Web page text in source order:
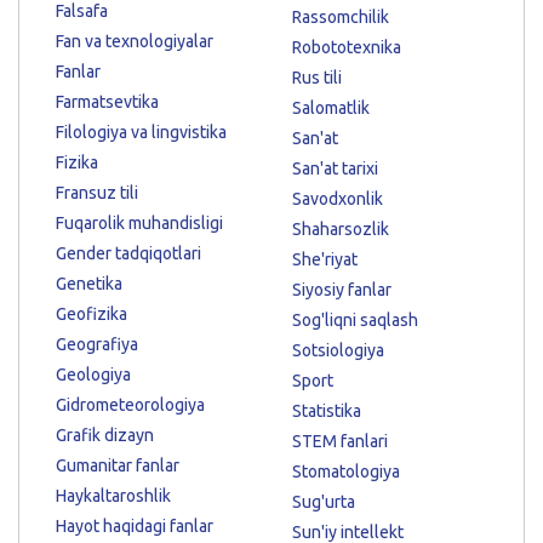
Falsafa
Fan va texnologiyalar
Fanlar
Farmatsevtika
Filologiya va lingvistika
Fizika
Fransuz tili
Fuqarolik muhandisligi
Gender tadqiqotlari
Genetika
Geofizika
Geografiya
Geologiya
Gidrometeorologiya
Grafik dizayn
Gumanitar fanlar
Haykaltaroshlik
Hayot haqidagi fanlar
Rassomchilik
Robototexnika
Rus tili
Salomatlik
San'at
San'at tarixi
Savodxonlik
Shaharsozlik
She'riyat
Siyosiy fanlar
Sog'liqni saqlash
Sotsiologiya
Sport
Statistika
STEM fanlari
Stomatologiya
Sug'urta
Sun'iy intellekt